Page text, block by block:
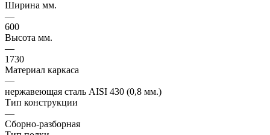
Ширина мм.
—
600
Высота мм.
—
1730
Материал каркаса
—
нержавеющая сталь AISI 430 (0,8 мм.)
Тип конструкции
—
Сборно-разборная